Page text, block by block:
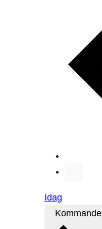
Idag
Kommande